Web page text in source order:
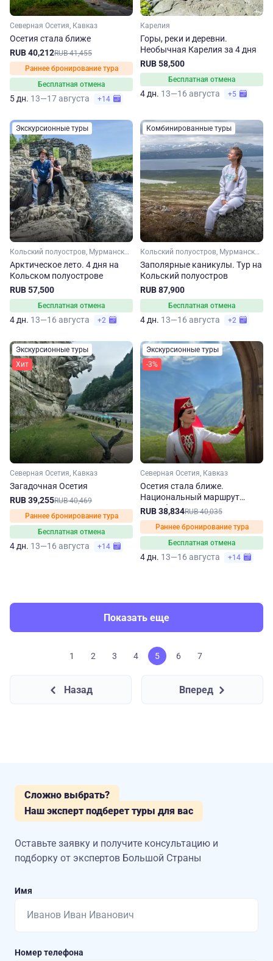
Северная Осетия, Кавказ
Осетия стала ближе
RUB 40,212RUB 41,455
Раннее бронирование тура
Бесплатная отмена
5 дн. 13—17 августа +14
Карелия
Горы, реки и деревни.
Необычная Карелия за 4 дня
RUB 58,500
Бесплатная отмена
4 дн. 13—16 августа +5
Экскурсионные туры
Кольский полуостров, Мурманская область, Арктика
Арктическое лето. 4 дня на
Кольском полуострове
RUB 57,500
Бесплатная отмена
4 дн. 13—16 августа +2
Комбинированные туры
Кольский полуостров, Мурманская область, Арктика
Заполярные каникулы. Тур на
Кольский полуостров
RUB 87,900
Бесплатная отмена
4 дн. 13—16 августа +2
Экскурсионные туры
Хит
Северная Осетия, Кавказ
Загадочная Осетия
RUB 39,255RUB 40,469
Раннее бронирование тура
Бесплатная отмена
4 дн. 13—16 августа +14
Экскурсионные туры
-3%
Северная Осетия, Кавказ
Осетия стала ближе.
Национальный маршрут
Республики Северная Осетия
– Алания
RUB 38,834RUB 40,035
Раннее бронирование тура
Бесплатная отмена
4 дн. 13—16 августа +14
Показать еще
1 2 3 4 5 6 7
Назад Вперед
Сложно выбрать?
Наш эксперт подберет туры для вас
Оставьте заявку и получите консультацию и
подборку от экспертов Большой Страны
Имя
Номер телефона